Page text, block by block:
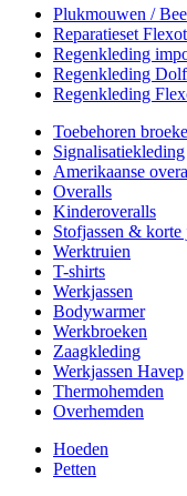
Plukmouwen /
Reparatieset
Regenkleding
Regenkleding
Regenkleding
Toebehoren
Signalisatiekleding
Amerikaanse
Overalls
Kinderoveralls
Stofjassen & korte
Werktruien
T-shirts
Werkjassen
Bodywarmer
Werkbroeken
Zaagkleding
Werkjassen Havep
Thermohemden
Overhemden
Hoeden
Petten